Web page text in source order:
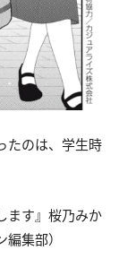
たのは、学生時
ます』桜乃みか
集部）